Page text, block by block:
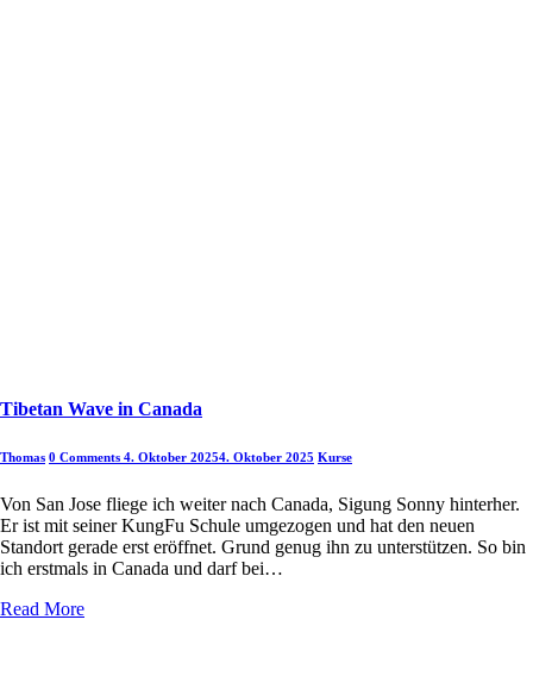
Tibetan Wave in Canada
Thomas 0 Comments 4. Oktober 20254. Oktober 2025 Kurse
Von San Jose fliege ich weiter nach Canada, Sigung Sonny hinterher.
Er ist mit seiner KungFu Schule umgezogen und hat den neuen
Standort gerade erst eröffnet. Grund genug ihn zu unterstützen. So bin
ich erstmals in Canada und darf bei…
Read More